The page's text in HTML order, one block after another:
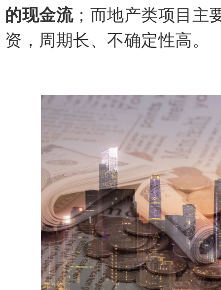
的现金流；而地产类项目主
资，周期长、不确定性高。